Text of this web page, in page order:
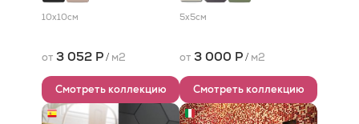
10x10см
от 3 052 Р/ м2
Смотреть коллекцию
5x5см
от 3 000 Р/ м2
Смотреть коллекцию